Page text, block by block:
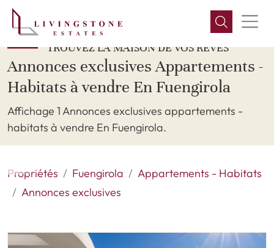
TROUVEZ LA MAISON DE VOS RÊVES
Annonces exclusives Appartements -
Habitats à vendre En Fuengirola
Affichage 1 Annonces exclusives appartements -
habitats à vendre En Fuengirola.
Propriétés Fuengirola
Appartements - Habitats
Annonces exclusives